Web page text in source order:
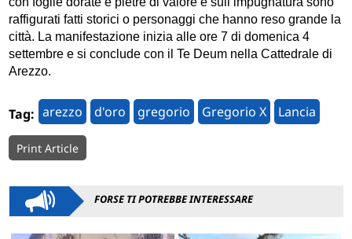
raffigurati fatti storici o personaggi che hanno reso grande la
città. La manifestazione inizia alle ore 7 di domenica 4
settembre e si conclude con il Te Deum nella Cattedrale di
Arezzo.
Tag: arezzo d'oro gregorio Gregorio X Lancia
Print Article
FORSE TI POTREBBE INTERESSARE